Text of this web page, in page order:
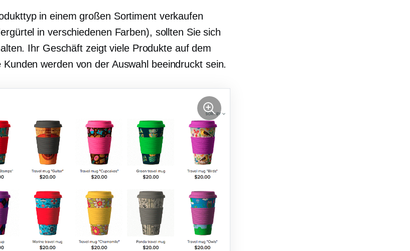
in einem großen Sortiment verkaufen
in verschiedenen Farben), sollten Sie sich
Ihr Geschäft zeigt viele Produkte auf dem
werden von der Auswahl beeindruckt sein.